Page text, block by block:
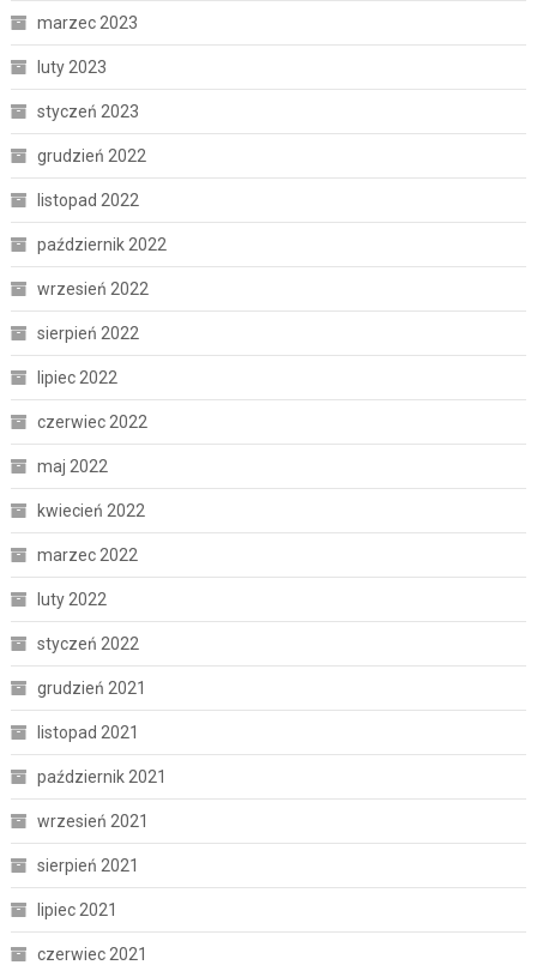
marzec 2023
luty 2023
styczeń 2023
grudzień 2022
listopad 2022
październik 2022
wrzesień 2022
sierpień 2022
lipiec 2022
czerwiec 2022
maj 2022
kwiecień 2022
marzec 2022
luty 2022
styczeń 2022
grudzień 2021
listopad 2021
październik 2021
wrzesień 2021
sierpień 2021
lipiec 2021
czerwiec 2021